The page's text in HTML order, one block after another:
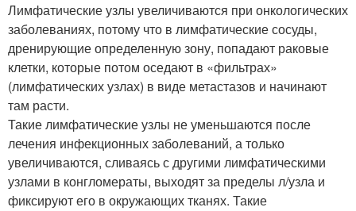
Лимфатические узлы увеличиваются при онкологических
заболеваниях, потому что в лимфатические сосуды,
дренирующие определенную зону, попадают раковые
клетки, которые потом оседают в «фильтрах»
(лимфатических узлах) в виде метастазов и начинают
там расти.
Такие лимфатические узлы не уменьшаются после
лечения инфекционных заболеваний, а только
увеличиваются, сливаясь с другими лимфатическими
узлами в конгломераты, выходят за пределы л/узла и
фиксируют его в окружающих тканях. Такие